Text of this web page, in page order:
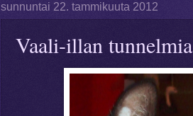
sunnuntai 22. tammikuuta 2012
Vaali-illan tunnelmia